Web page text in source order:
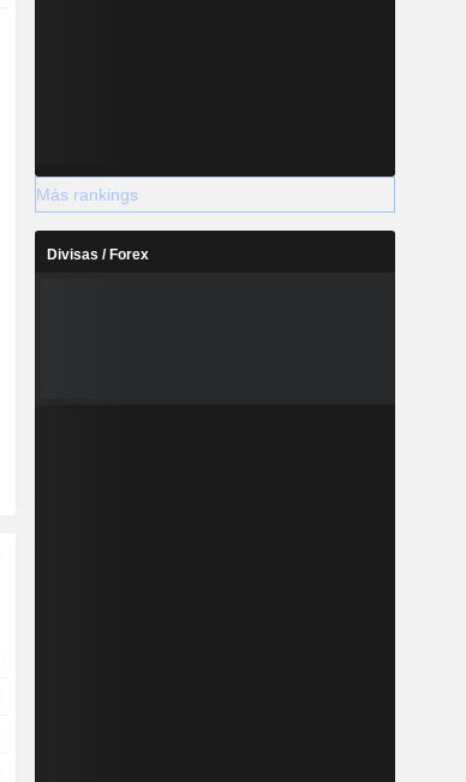
Más rankings
Divisas / Forex